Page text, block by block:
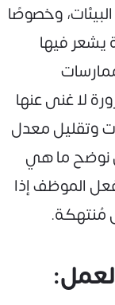
وخصوصًا
يشعر فيها
لا غنى عنها
وتقليل معدل
نوضح ما هي
الموظف إذا
مُنتهكة.